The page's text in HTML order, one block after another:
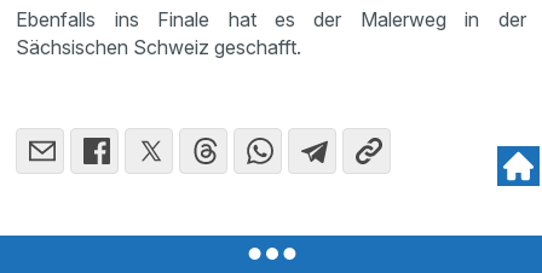
Ebenfalls ins Finale hat es der Malerweg in der
Sächsischen Schweiz geschafft.